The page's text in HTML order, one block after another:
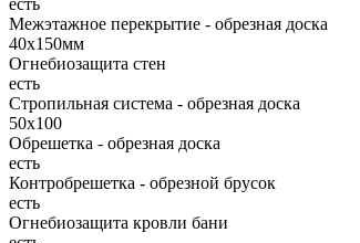
есть
Межэтажное перекрытие - обрезная доска
40х150мм
Огнебиозащита стен
есть
Стропильная система - обрезная доска
50х100
Обрешетка - обрезная доска
есть
Контробрешетка - обрезной брусок
есть
Огнебиозащита кровли бани